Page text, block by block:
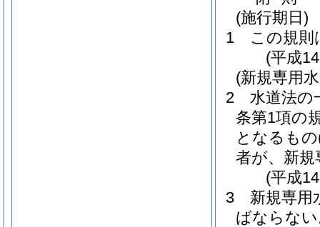
(施行期日)
1
この規則
(平成
(新規専用
2
水道法の
条第1項の
となるもの
者が、新
(平成
3
新規専用
ばならな